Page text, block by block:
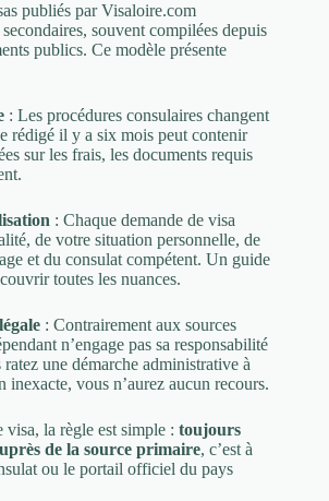
publiés par Visaloire.com
souvent compilées depuis
publics. Ce modèle présente
: Les procédures consulaires changent
rédigé il y a six mois peut contenir
sur les frais, les documents requis
: Chaque demande de visa
de votre situation personnelle, de
et du consulat compétent. Un guide
toutes les nuances.
: Contrairement aux sources
n’engage pas sa responsabilité
ratez une démarche administrative à
inexacte, vous n’aurez aucun recours.
visa, la règle est simple : toujours
de la source primaire, c’est à
ou le portail officiel du pays